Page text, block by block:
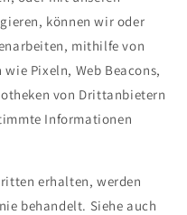
können wir oder
mithilfe von
Pixeln, Web Beacons,
von Drittanbietern
Informationen
erhalten, werden
behandelt. Siehe auch